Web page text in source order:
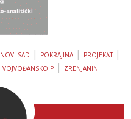
NOVI SAD | POKRAJINA| PROJEKAT|
VOJVOĐANSKO P | ZRENJANIN